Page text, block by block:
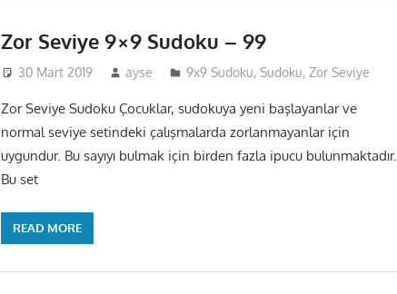
Zor Seviye 9×9 Sudoku – 99
30 Mart 2019 ayse 9x9 Sudoku,Sudoku, Zor Seviye
Zor Seviye Sudoku Çocuklar, sudokuya yeni başlayanlar ve
normal seviye setindeki çalışmalarda zorlanmayanlar için
uygundur. Bu sayıyı bulmak için birden fazla ipucu bulunmaktadır.
Bu set
READ MORE